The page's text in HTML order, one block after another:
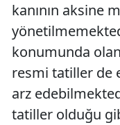
kanının aksine
konumunda
resmi tatiller de
arz
tatiller olduğu